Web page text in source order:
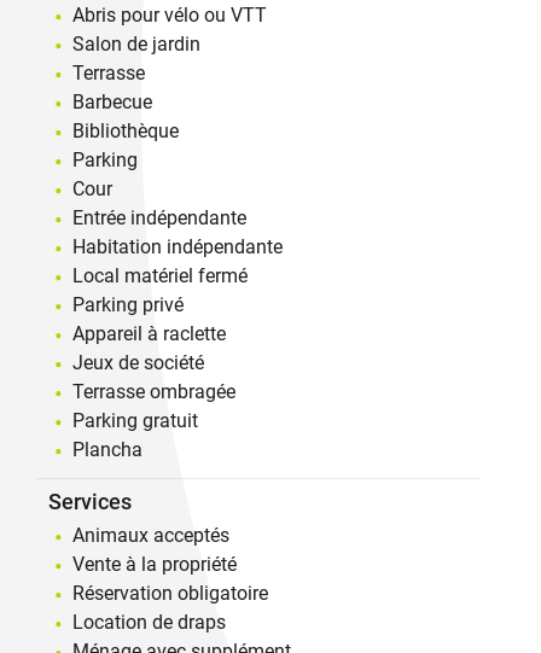
Abris pour vélo ou VTT
Salon de jardin
Terrasse
Barbecue
Bibliothèque
Parking
Cour
Entrée indépendante
Habitation indépendante
Local matériel fermé
Parking privé
Appareil à raclette
Jeux de société
Terrasse ombragée
Parking gratuit
Plancha
Services
Animaux acceptés
Vente à la propriété
Réservation obligatoire
Location de draps